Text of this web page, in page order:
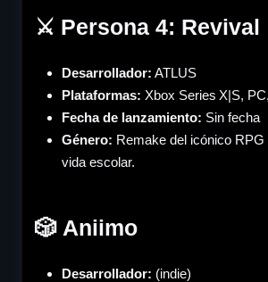
⚔️ Persona 4: Revival
Desarrollador: ATLUS
Plataformas: Xbox Series X|S,
Fecha de lanzamiento: Sin fecha
Género: Remake del icónico
vida escolar.
🎲 Aniimo
Desarrollador: (indie)